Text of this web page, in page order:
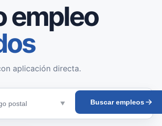
empleo
aplicación directa.
Buscar empleos